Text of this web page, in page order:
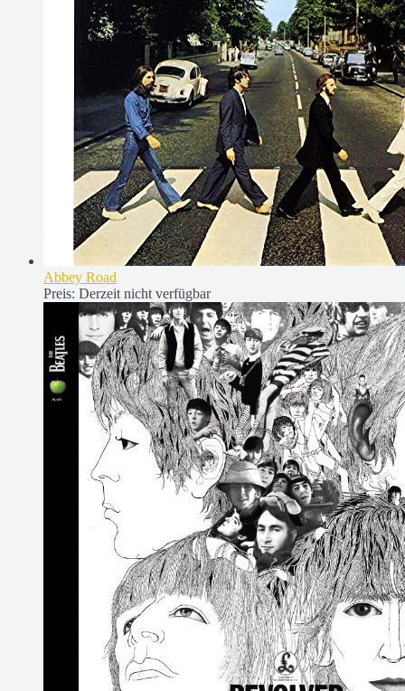
Abbey Road
Preis: Derzeit nicht verfügbar